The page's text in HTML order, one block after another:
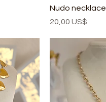
Nudo necklace
Precio
20,00 US$